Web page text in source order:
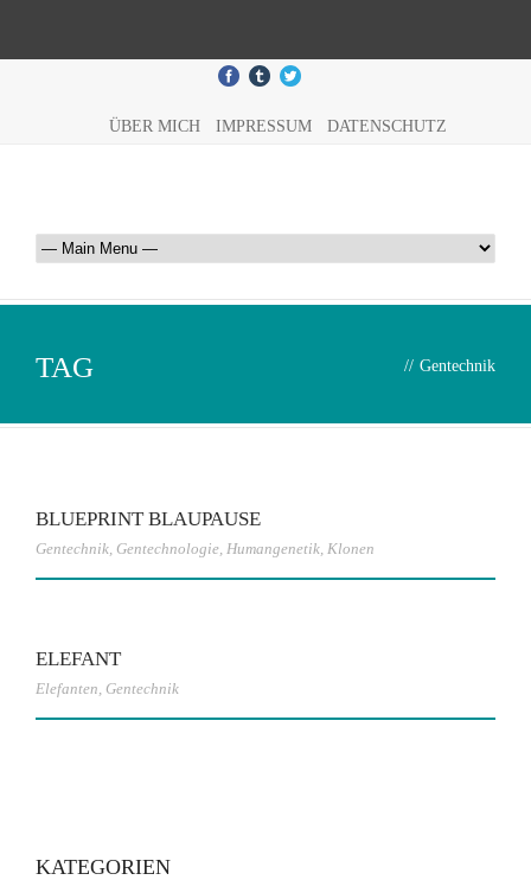
ÜBER MICH IMPRESSUM DATENSCHUTZ
TAG // Gentechnik
BLUEPRINT BLAUPAUSE
Gentechnik, Gentechnologie, Humangenetik, Klonen
ELEFANT
Elefanten, Gentechnik
KATEGORIEN